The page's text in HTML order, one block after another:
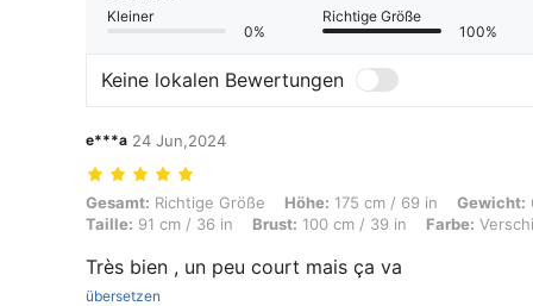
Kleiner
0%
Richtige Größe
100%
Keine lokalen Bewertungen
e***a 24 Jun,2024
Gesamt: Richtige Größe, Höhe: 175 cm / 69 in, Gewicht: 60 kg /
Gesamt: Richtige Größe Höhe: 175 cm / 69 in Gewicht:
Taille: 91 cm / 36 in Brust: 100 cm / 39 in Farbe:
Très bien , un peu court mais ça va
übersetzen